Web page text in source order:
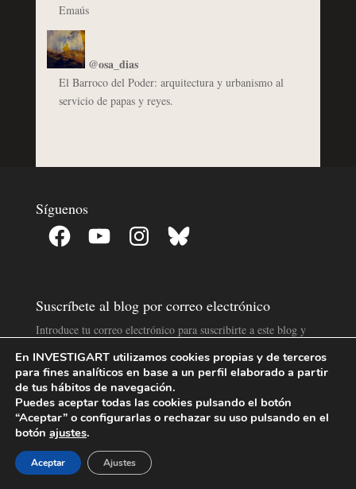
Emaús
@osa_dias
El Barroco del Poder: arquitectura y urbanismo al
servicio de papas y reyes.
Síguenos
Facebook YouTube InstagramBluesky
Suscríbete al blog por correo electrónico
Introduce tu correo electrónico para suscribirte a este blog y
Dirección
de
correo
electrónico
SUSCRIBIR
Blog con Licencia Creative Commons
En INVESTIGART utilizamos cookies propias y de terceros
para fines analíticos en base a un perfil elaborado a partir
de tus hábitos de navegación.
Puedes aceptar todas las cookies pulsando el botón
“Aceptar” o configurarlas o rechazar su uso pulsando en el
botón ajustes.
Aceptar Ajustes